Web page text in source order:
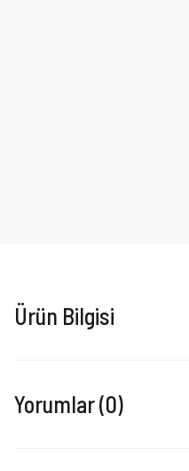
Ürün Bilgisi
Yorumlar (0)